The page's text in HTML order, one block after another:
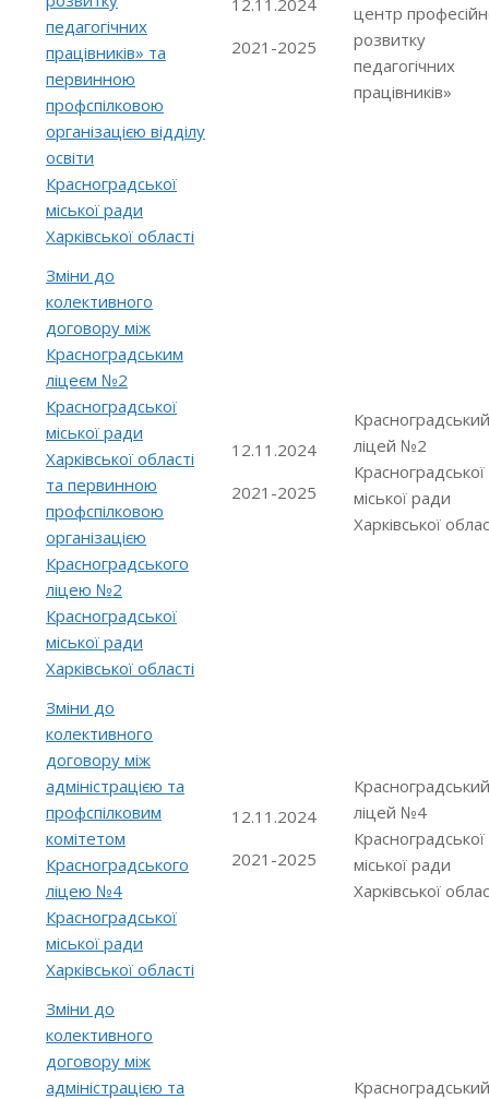
педагогічних
працівників» та
первинною
профспілковою
організацією відділу
освіти
Красноградської
міської ради
Харківської області
12.11.2024
2021-2025
центр
розвитку
педагогічних
працівників»
Зміни до
колективного
договору між
Красноградським
ліцеєм №2
Красноградської
міської ради
Харківської області
та первинною
профспілковою
організацією
Красноградського
ліцею №2
Красноградської
міської ради
Харківської області
12.11.2024
2021-2025
Красноградський
ліцей №2
Красноградської
міської ради
Харківської
Зміни до
колективного
договору між
адміністрацією та
профспілковим
комітетом
Красноградського
ліцею №4
Красноградської
міської ради
Харківської області
12.11.2024
2021-2025
Красноградський
ліцей №4
Красноградської
міської ради
Харківської
Зміни до
колективного
договору між
адміністрацією та
Красноградський